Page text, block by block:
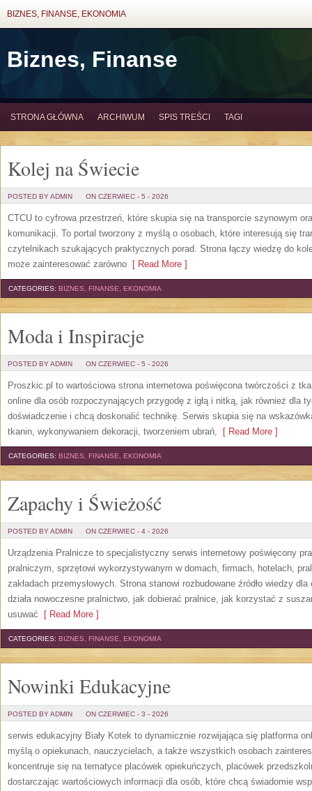
BIZNES, FINANSE, EKONOMIA
Biznes, Finanse
STRONA GŁÓWNA ARCHIWUM SPIS TREŚCI TAGI
Kolej na Świecie
POSTED BY ADMIN ON CZERWIEC - 5 - 2026
CTCU to cyfrowa przestrzeń, które skupia się na transporcie szynowym
komunikacji. To portal tworzony z myślą o osobach, które interesują się
czytelnikach szukających praktycznych porad. Strona łączy wiedzę do
może zainteresować zarówno [ Read More ]
CATEGORIES: BIZNES, FINANSE, EKONOMIA
Moda i Inspiracje
POSTED BY ADMIN ON CZERWIEC - 5 - 2026
Proszkic.pl to wartościowa strona internetowa poświęcona twórczości z
online dla osób rozpoczynających przygodę z igłą i nitką, jak również dla
doświadczenie i chcą doskonalić technikę. Serwis skupia się na
tkanin, wykonywaniem dekoracji, tworzeniem ubrań, [ Read More ]
CATEGORIES: BIZNES, FINANSE, EKONOMIA
Zapachy i Świeżość
POSTED BY ADMIN ON CZERWIEC - 4 - 2026
Urządzenia Pralnicze to specjalistyczny serwis internetowy poświęcony
pralniczym, sprzętowi wykorzystywanym w domach, firmach, hotelach,
zakładach przemysłowych. Strona stanowi rozbudowane źródło wiedzy
działa nowoczesne pralnictwo, jak dobierać pralnice, jak korzystać z
usuwać [ Read More ]
CATEGORIES: BIZNES, FINANSE, EKONOMIA
Nowinki Edukacyjne
POSTED BY ADMIN ON CZERWIEC - 3 - 2026
serwis edukacyjny Biały Kotek to dynamicznie rozwijająca się platforma
myślą o opiekunach, nauczycielach, a także wszystkich osobach
koncentruje się na tematyce placówek opiekuńczych, placówek
dostarczając wartościowych informacji dla osób, które chcą świadomie